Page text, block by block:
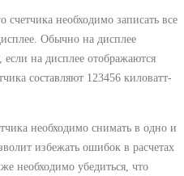
счетчика необходимо записать все
Обычно на дисплее
на дисплее отображаются
составляют 123456 киловатт-
необходимо снимать в одно и
избежать ошибок в расчетах
необходимо убедиться, что